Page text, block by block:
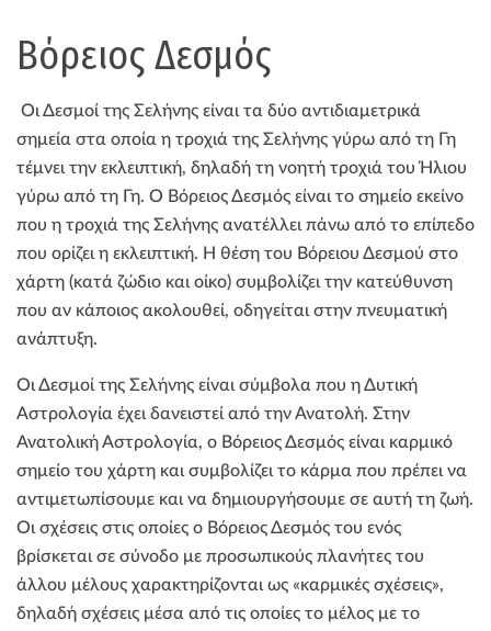
Βόρειος Δεσμός
Οι Δεσμοί της Σελήνης είναι τα δύο αντιδιαμετρικά
σημεία στα οποία η τροχιά της Σελήνης γύρω από τη Γη
τέμνει την εκλειπτική, δηλαδή τη νοητή τροχιά του Ήλιου
γύρω από τη Γη. Ο Βόρειος Δεσμός είναι το σημείο εκείνο
που η τροχιά της Σελήνης ανατέλλει πάνω από το επίπεδο
που ορίζει η εκλειπτική. Η θέση του Βόρειου Δεσμού στο
χάρτη (κατά ζώδιο και οίκο) συμβολίζει την κατεύθυνση
που αν κάποιος ακολουθεί, οδηγείται στην πνευματική
ανάπτυξη.
Οι Δεσμοί της Σελήνης είναι σύμβολα που η Δυτική
Αστρολογία έχει δανειστεί από την Ανατολή. Στην
Ανατολική Αστρολογία, ο Βόρειος Δεσμός είναι καρμικό
σημείο του χάρτη και συμβολίζει το κάρμα που πρέπει να
αντιμετωπίσουμε και να δημιουργήσουμε σε αυτή τη ζωή.
Οι σχέσεις στις οποίες ο Βόρειος Δεσμός του ενός
βρίσκεται σε σύνοδο με προσωπικούς πλανήτες του
άλλου μέλους χαρακτηρίζονται ως «καρμικές σχέσεις»,
δηλαδή σχέσεις μέσα από τις οποίες το μέλος με το